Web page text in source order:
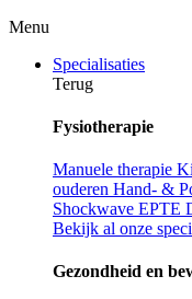
Menu
Specialisaties
Terug
Fysiotherapie
Manuele therapie
ouderen Hand- &
Shockwave EPTE
Bekijk al onze
Gezondheid en